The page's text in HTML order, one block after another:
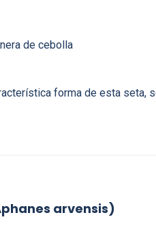
de cebolla
forma de esta
arvensis)